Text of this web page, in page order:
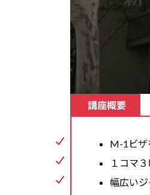
講座概要
M-1ビザ
１コマ
幅広い